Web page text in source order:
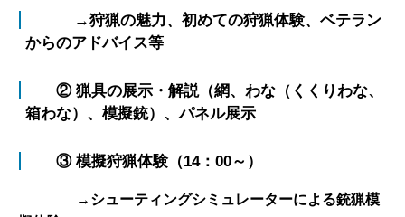
→狩猟の魅力、初めての狩猟体験、ベテラン
からのアドバイス等
② 猟具の展示・解説（網、わな（くくりわな、
箱わな）、模擬銃）、パネル展示
③ 模擬狩猟体験（14：00～）
→シューティングシミュレーターによる銃猟模